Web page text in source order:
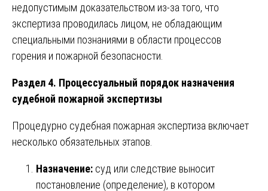
недопустимым доказательством из-за того, что
экспертиза проводилась лицом, не обладающим
специальными познаниями в области процессов
горения и пожарной безопасности.
Раздел 4. Процессуальный порядок назначения
судебной пожарной экспертизы
Процедурно судебная пожарная экспертиза включает
несколько обязательных этапов.
Назначение: суд или следствие выносит
постановление (определение), в котором